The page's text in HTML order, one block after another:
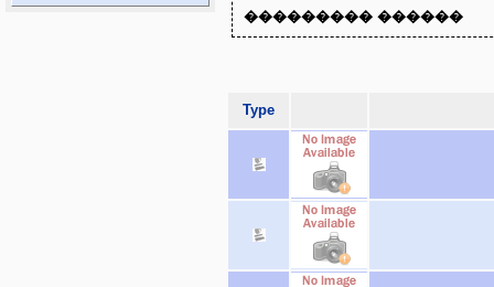
��������� ������
Type